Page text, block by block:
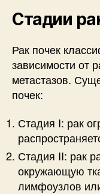
Стадии
Рак почек
зависимости от
метастазов.
почек:
Стадия I: рак
Стадия II: рак
окружающую
лимфоузлов